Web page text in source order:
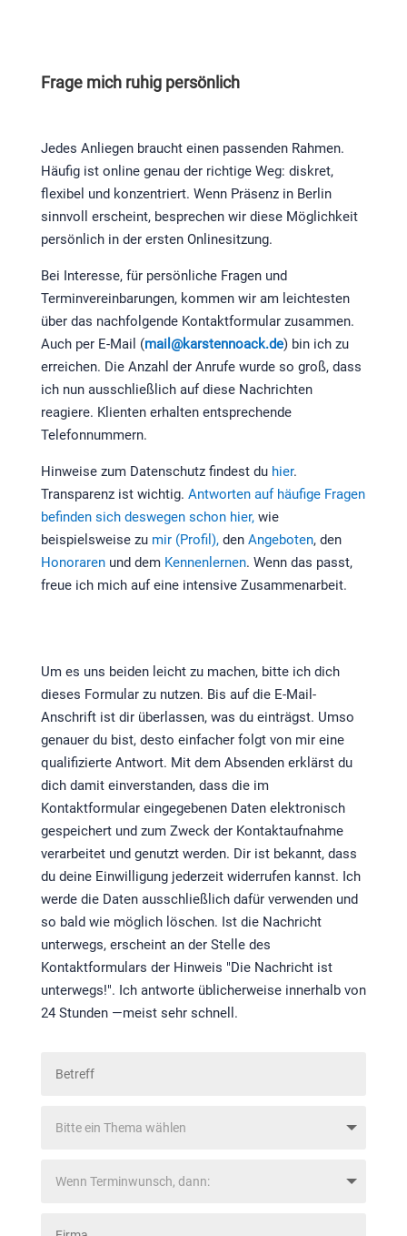
Frage mich ruhig persönlich
Jedes Anliegen braucht einen passenden Rahmen.
Häufig ist online genau der richtige Weg: diskret,
flexibel und konzentriert. Wenn Präsenz in Berlin
sinnvoll erscheint, besprechen wir diese Möglichkeit
persönlich in der ersten Onlinesitzung.
Bei Interesse, für persönliche Fragen und
Terminvereinbarungen, kommen wir am leichtesten
über das nachfolgende Kontaktformular zusammen.
Auch per E-Mail (mail@karstennoack.de) bin ich zu
erreichen. Die Anzahl der Anrufe wurde so groß, dass
ich nun ausschließlich auf diese Nachrichten
reagiere. Klienten erhalten entsprechende
Telefonnummern.
Hinweise zum Datenschutz findest du hier.
Transparenz ist wichtig. Antworten auf häufige Fragen
befinden sich deswegen schon hier,wie
beispielsweise zu mir (Profil),den Angeboten, den
Honorarenund dem Kennenlernen. Wenn das passt,
freue ich mich auf eine intensive Zusammenarbeit.
Um es uns beiden leicht zu machen, bitte ich dich
dieses Formular zu nutzen. Bis auf die E-Mail-
Anschrift ist dir überlassen, was du einträgst. Umso
genauer du bist, desto einfacher folgt von mir eine
qualifizierte Antwort. Mit dem Absenden erklärst du
dich damit einverstanden, dass die im
Kontaktformular eingegebenen Daten elektronisch
gespeichert und zum Zweck der Kontaktaufnahme
verarbeitet und genutzt werden. Dir ist bekannt, dass
du deine Einwilligung jederzeit widerrufen kannst. Ich
werde die Daten ausschließlich dafür verwenden und
so bald wie möglich löschen. Ist die Nachricht
unterwegs, erscheint an der Stelle des
Kontaktformulars der Hinweis "Die Nachricht ist
unterwegs!". Ich antworte üblicherweise innerhalb von
24 Stunden —meist sehr schnell.